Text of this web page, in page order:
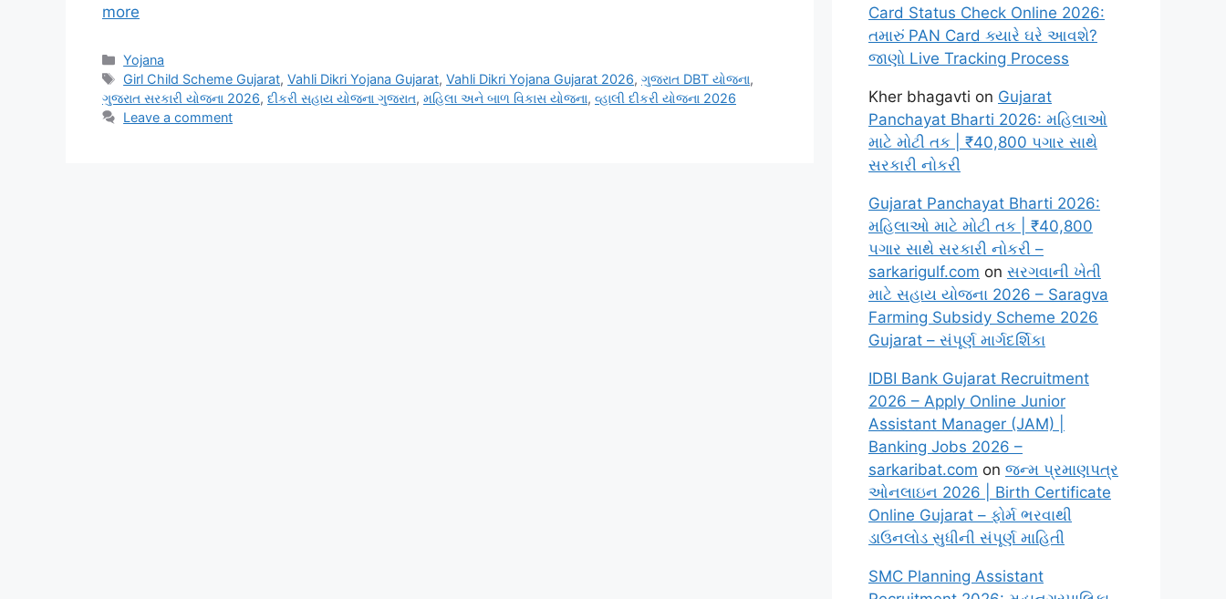
more
Categories
Yojana
Tags
Girl Child Scheme Gujarat,Vahli Dikri Yojana Gujarat,Vahli Dikri Yojana Gujarat 2026,ગુજરાત DBT યોજના,
ગુજરાત સરકારી યોજના 2026, દીકરી સહાય યોજના ગુજરાત, મહિલા અને બાળ વિકાસ યોજના, વ્હાલી દીકરી યોજના 2026
Leave a comment
Card Status Check Online 2026:
તમારું PAN Card ક્યારે ઘરે આવશે?
જાણો Live Tracking Process
Kher bhagavti on Gujarat
Panchayat Bharti 2026: મહિલાઓ
માટે મોટી તક | ₹40,800 પગાર સાથે
સરકારી નોકરી
Gujarat Panchayat Bharti 2026:
મહિલાઓ માટે મોટી તક | ₹40,800
પગાર સાથે સરકારી નોકરી –
sarkarigulf.com on સરગવાની ખેતી
માટે સહાય યોજના 2026 – Saragva
Farming Subsidy Scheme 2026
Gujarat – સંપૂર્ણ માર્ગદર્શિકા
IDBI Bank Gujarat Recruitment
2026 – Apply Online Junior
Assistant Manager (JAM) |
Banking Jobs 2026 –
sarkaribat.com on જન્મ પ્રમાણપત્ર
ઓનલાઇન 2026 | Birth Certificate
Online Gujarat – ફોર્મ ભરવાથી
ડાઉનલોડ સુધીની સંપૂર્ણ માહિતી
SMC Planning Assistant